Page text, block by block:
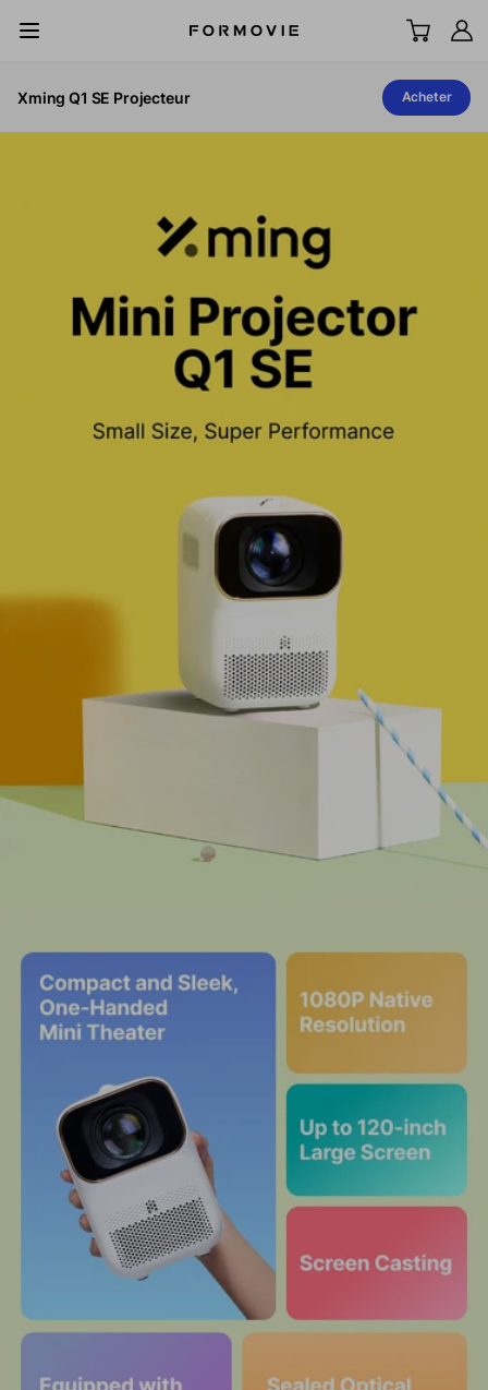
All Scenes
Accessoires
Xming Q1 SE Projecteur Acheter